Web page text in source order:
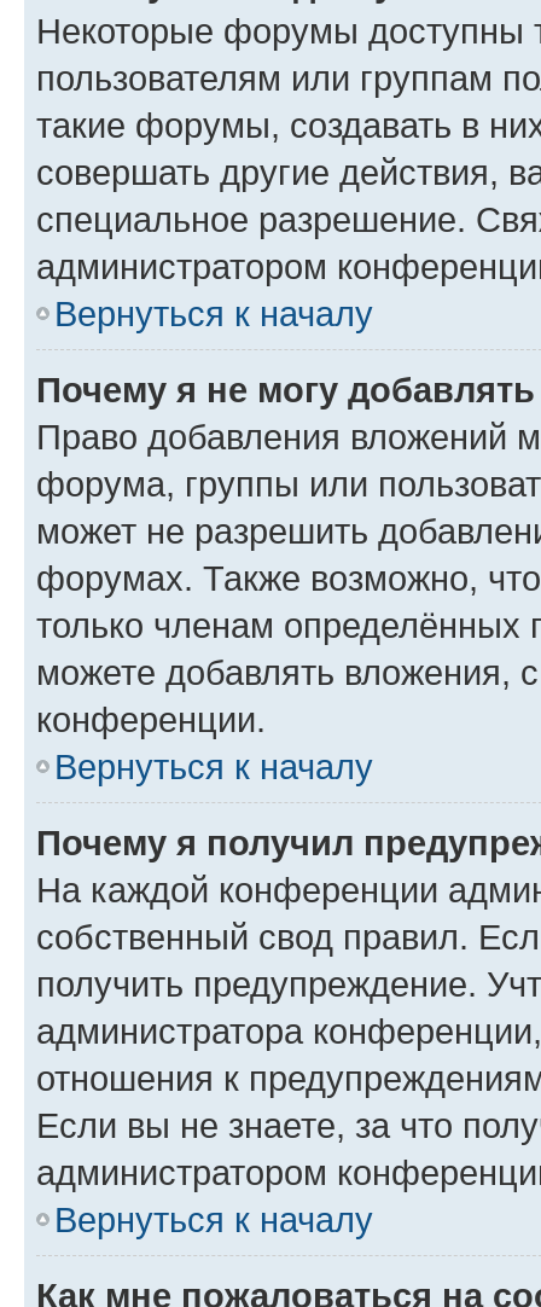
Некоторые форумы доступны
пользователям или группам
такие форумы, создавать в
совершать другие действия,
специальное разрешение.
администратором
Вернуться к началу
Почему я не могу
Право добавления вложений
форума, группы или
может не разрешить
форумах. Также возможно,
только членам определённых
можете добавлять вложения,
конференции.
Вернуться к началу
Почему я получил
На каждой конференции
собственный свод правил.
получить предупреждение.
администратора
отношения к
Если вы не знаете, за что
администратором
Вернуться к началу
Как мне пожаловаться на